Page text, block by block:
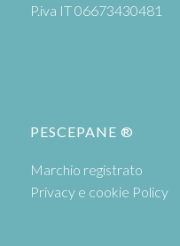
P.iva IT 06673430481
PESCEPANE ®
Marchio registrato
Privacy e cookie Policy